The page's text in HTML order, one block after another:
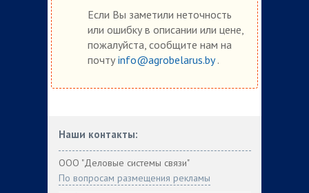
Если Вы заметили неточность
или ошибку в описании или цене,
пожалуйста, сообщите нам на
почту info@agrobelarus.by.
Наши контакты:
ООО "Деловые системы связи"
По вопросам размещения рекламы